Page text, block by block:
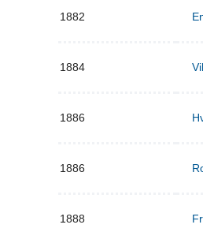
1882
1884
1886
1886
1888